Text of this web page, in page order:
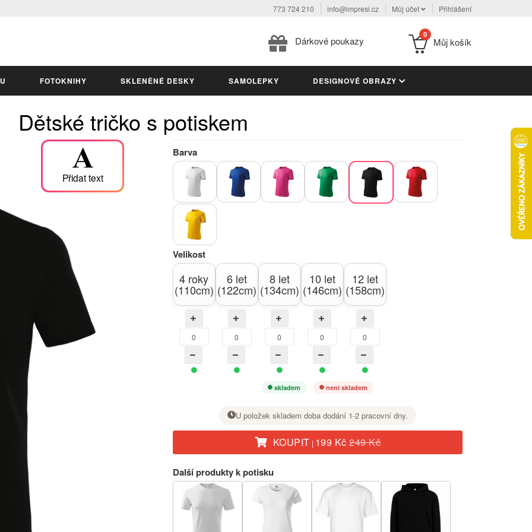
773 724 210 info@impresi.cz Můj účet Přihlášení
Dárkové poukazy
0
Můj košík
FOTOKNIHY SKLENĚNÉ DESKY SAMOLEPKY DESIGNOVÉ OBRAZY
Dětské tričko s potiskem
Přidat text
Barva
Velikost
4 roky
(110cm)
6 let
(122cm)
8 let
(134cm)
10 let
(146cm)
12 let
(158cm)
skladem není skladem
U položek skladem doba dodání 1-2 pracovní dny.
KOUPIT | 199 Kč249 Kč
Další produkty k potisku